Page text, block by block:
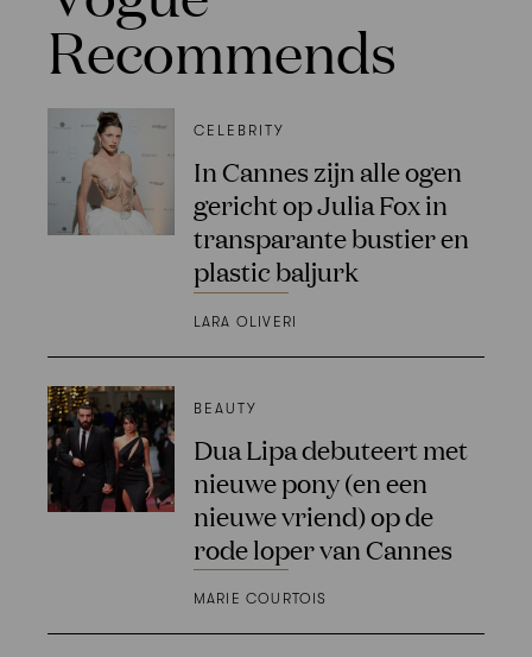
Recommends
CELEBRITY
In Cannes zijn alle ogen
gericht op Julia Fox in
transparante bustier en
plastic baljurk
LARA OLIVERI
BEAUTY
Dua Lipa debuteert met
nieuwe pony (en een
nieuwe vriend) op de
rode loper van Cannes
MARIE COURTOIS